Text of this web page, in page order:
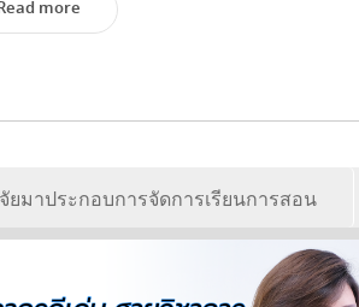
more
ยมาประกอบการจัดการเรียนการสอน